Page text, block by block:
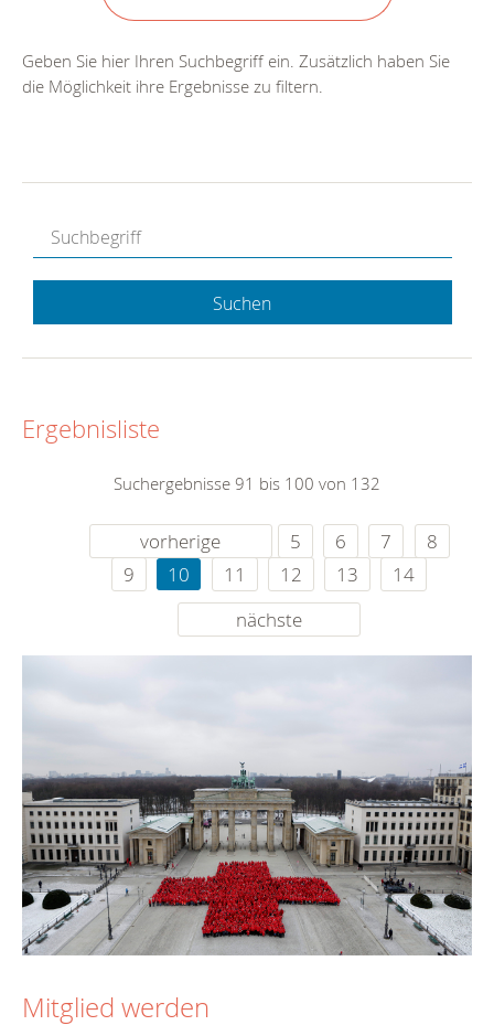
Geben Sie hier Ihren Suchbegriff ein. Zusätzlich haben Sie
die Möglichkeit ihre Ergebnisse zu filtern.
Suchen
Ergebnisliste
Suchergebnisse 91 bis 100 von 132
vorherige 5 6 7
8
9
10 11 12 13
14
nächste
Mitglied werden